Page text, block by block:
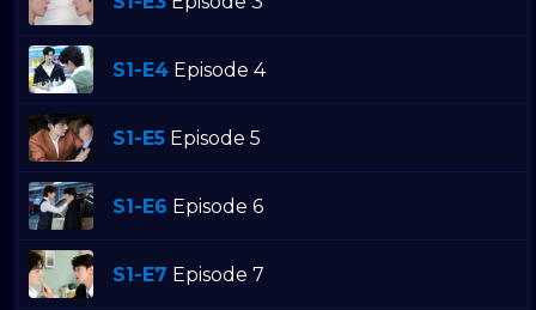
S1-E4 Episode 4
S1-E5 Episode 5
S1-E6 Episode 6
S1-E7 Episode 7